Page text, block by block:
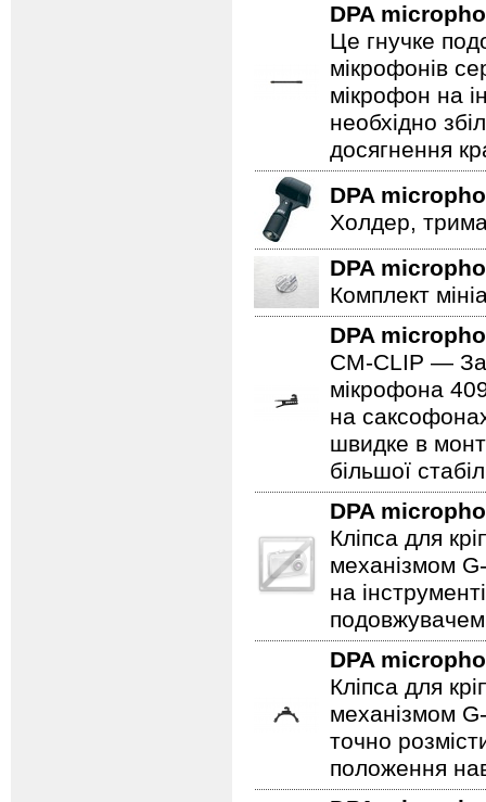
DPA
Це гнучке
мікрофонів
мікрофон на
необхідно
досягнення
DPA
Холдер,
DPA
Комплект
DPA
CM-CLIP —
мікрофона
на
швидке в
більшої
DPA
Кліпса для
механізмом
на
DPA
Кліпса для
механізмом
точно
положення